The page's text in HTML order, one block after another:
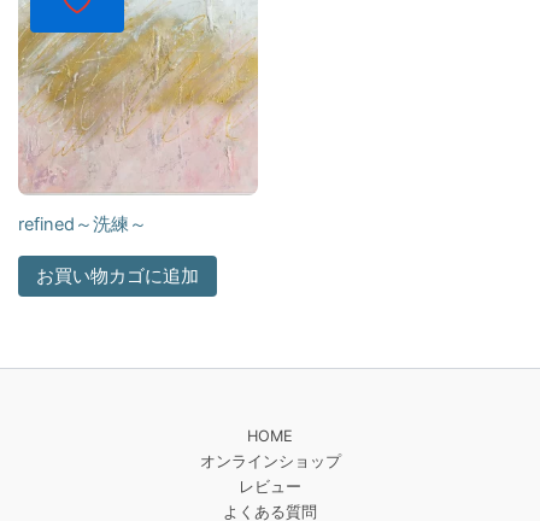
refined～洗練～
お買い物カゴに追加
HOME
オンラインショップ
レビュー
よくある質問